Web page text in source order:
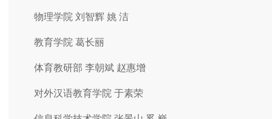
物理学院 刘智辉 姚 洁
教育学院 葛长丽
体育教研部 李朝斌 赵惠增
对外汉语教育学院 于素荣